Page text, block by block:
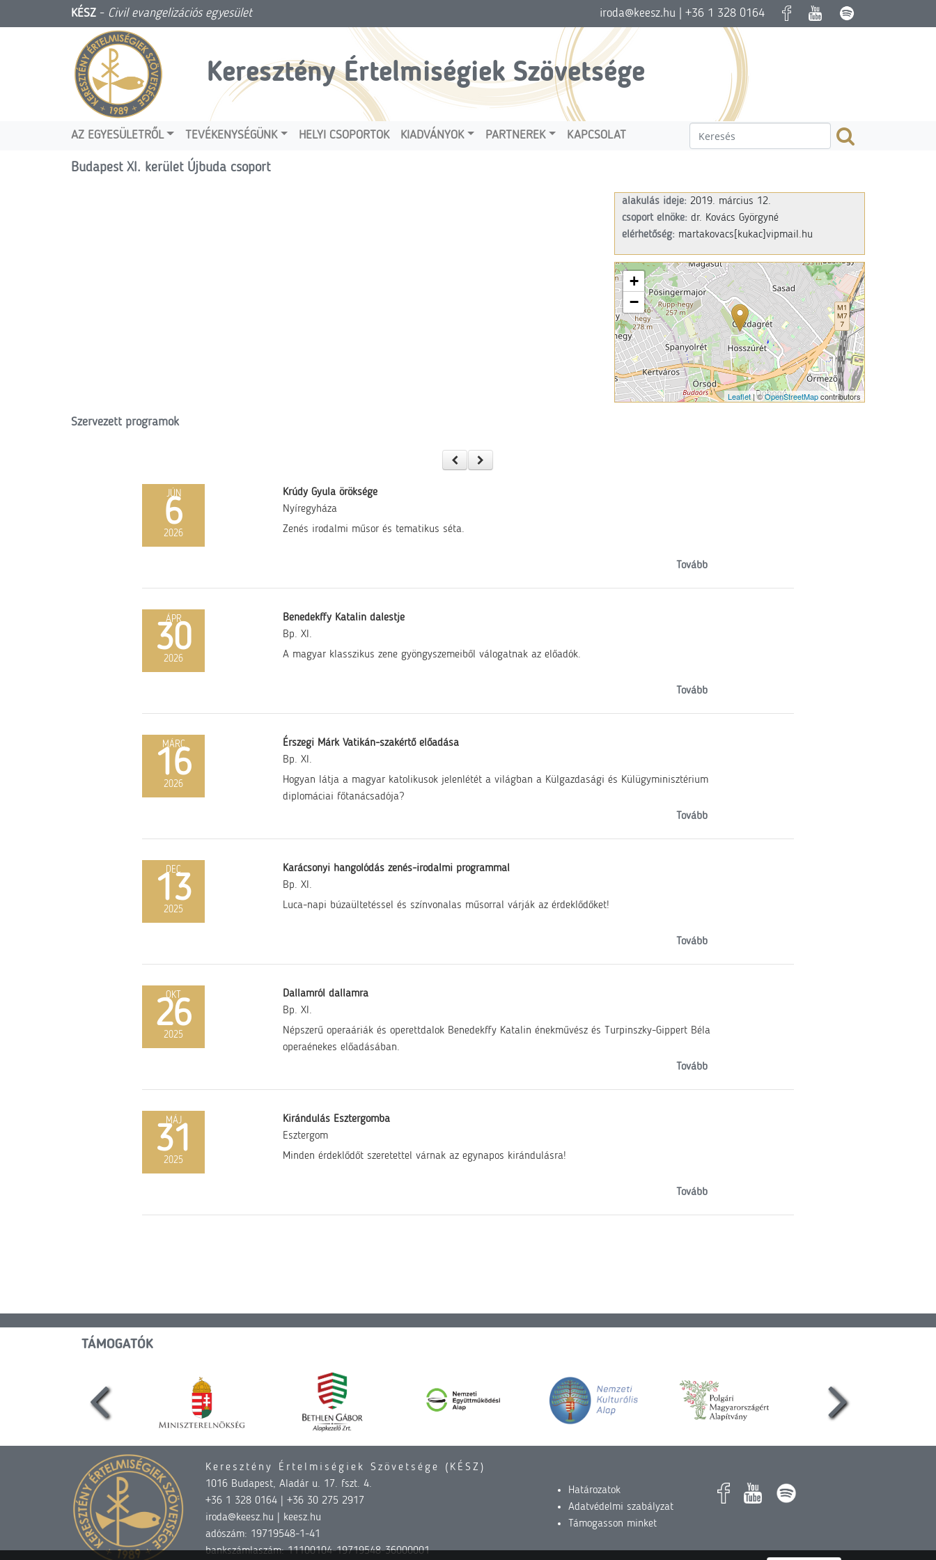
KÉSZ - Civil evangelizációs egyesület iroda@keesz.hu | +36 1 328 0164
Keresztény Értelmiségiek Szövetsége
AZ EGYESÜLETRŐL TEVÉKENYSÉGÜNK HELYI CSOPORTOK KIADVÁNYOK PARTNEREK KAPCSOLAT
Budapest XI. kerület Újbuda csoport
alakulás ideje: 2019. március 12.
csoport elnöke: dr. Kovács Györgyné
elérhetőség: martakovacs [kukac]vipmail.hu
+
−
Leaflet| ©OpenStreetMapcontributors
Szervezett programok
JÚN
6
2026
Krúdy Gyula öröksége
Nyíregyháza
Zenés irodalmi műsor és tematikus séta.
Tovább
ÁPR
30
2026
Benedekffy Katalin dalestje
Bp. XI.
A magyar klasszikus zene gyöngyszemeiből válogatnak az előadók.
Tovább
MÁRC
16
2026
Érszegi Márk Vatikán-szakértő előadása
Bp. XI.
Hogyan látja a magyar katolikusok jelenlétét a világban a Külgazdasági és Külügyminisztérium
diplomáciai főtanácsadója?
Tovább
DEC
13
2025
Karácsonyi hangolódás zenés-irodalmi programmal
Bp. XI.
Luca-napi búzaültetéssel és színvonalas műsorral várják az érdeklődőket!
Tovább
OKT
26
2025
Dallamról dallamra
Bp. XI.
Népszerű operaáriák és operettdalok Benedekffy Katalin énekművész és Turpinszky-Gippert Béla
operaénekes előadásában.
Tovább
MÁJ
31
2025
Kirándulás Esztergomba
Esztergom
Minden érdeklődőt szeretettel várnak az egynapos kirándulásra!
Tovább
TÁMOGATÓK
Keresztény Értelmiségiek Szövetsége (KÉSZ)
1016 Budapest, Aladár u. 17. fszt. 4.
+36 1 328 0164 | +36 30 275 2917
iroda@keesz.hu | keesz.hu
adószám: 19719548-1-41
bankszámlaszám: 11100104-19719548-36000001
Határozatok
Adatvédelmi szabályzat
Támogasson minket